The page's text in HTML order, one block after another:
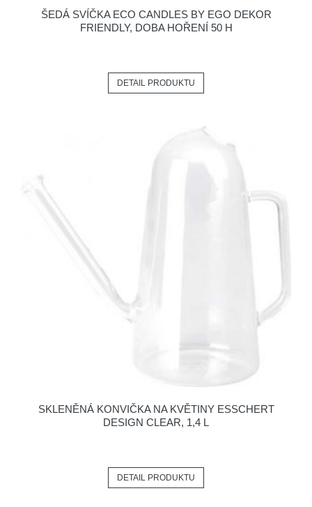
ŠEDÁ SVÍČKA ECO CANDLES BY EGO DEKOR
FRIENDLY, DOBA HOŘENÍ 50 H
DETAIL PRODUKTU
SKLENĚNÁ KONVIČKA NA KVĚTINY ESSCHERT
DESIGN CLEAR, 1,4 L
DETAIL PRODUKTU